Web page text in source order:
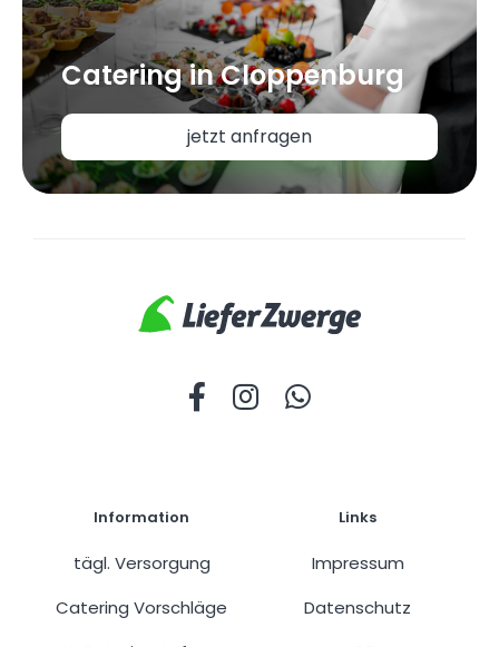
Catering in Cloppenburg
jetzt anfragen
tägl. Versorgung
Catering Vorschläge
Impressum